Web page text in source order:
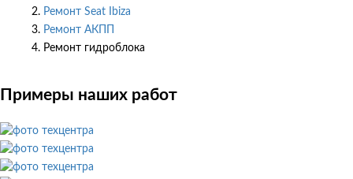
Ремонт Seat Ibiza
Ремонт АКПП
Ремонт гидроблока
Примеры наших работ